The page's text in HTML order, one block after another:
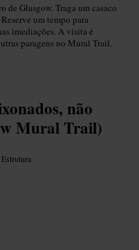
de Glasgow. Traga um casaco
um tempo para
imediações. A visita é
paragens no Mural Trail.
não
Mural Trail)